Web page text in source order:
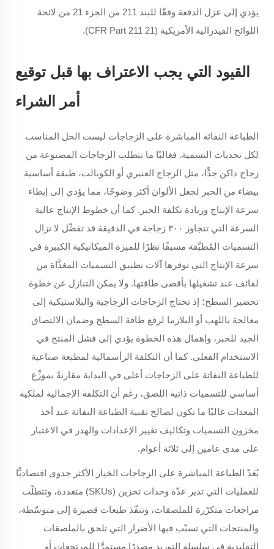
يؤدي إلى عزل الدفعة وفقًا للبند 211 من الجزء 21 من لائحة
اللوائح الفيدرالية الأمريكية (21 CFR Part 211).
القيود التي يجب الاعتراف بها قبل توقيع
أمر الشراء
الطباعة النفاثة المباشرة على الزجاجات ليست الحل المناسب
لكل تحديات التسمية. فغالبًا ما تتطلب الزجاجات المصنوعة من
زجاج داكن جدًّا، مثل الزجاج العنبري أو الكوبالت، طبقة أساسية
بيضاء من الحبر لجعل الألوان أكثر وضوحًا، مما يؤدي إلى إبطاء
سرعة الإنتاج وزيادة تكلفة الحبر. كما أن خطوط الإنتاج عالية
السرعة التي تتجاوز ٣٠٠ زجاجة في الدقيقة قد تفضِّل لا تزال
التسميات المُطبَّقة مسبقًا نظرًا للميزة الميكانيكية الكبيرة في
سرعة الإنتاج التي توفرها آلات تطبيق التسميات المغذَّاة من
لفائف عند تشغيلها بأقصى طاقتها. ولا يمكن التنازل عن خطوة
تحضير السطح؛ إذ تحتاج الزجاجات الزجاجية والبلاستيكية إلى
معالجة باللهب أو البلازما لرفع طاقة السطح وضمان الالتصاق
الجيد للحبر، وإهمال هذه الخطوة يؤدي إلى فشل المنتج في
الاستخدام الفعلي. كما أن التكلفة الرأسمالية لمطبعة صناعية
للطباعة النفاثة على الزجاجات أعلى في البداية مقارنةً بموزِّع
أساسي للتسميات ذاتية اللصق، رغم أن التكلفة الإجمالية لملكية
المعدات غالبًا ما تكون لصالح تقنية الطباعة النفاثة عند أخذ
مخزون التسميات وتكاليف تغيير الإعدادات والهدر في الاعتبار
على مدى عامين إلى ثلاثة أعوام.
يُعَدّ الطباعة المباشرة على الزجاجات الخيار الأكثر جدوى اقتصاديًّا
للعمليات التي تدير عدّة وحدات تخزين (SKUs) متعددة، وتتطلّب
مراجعات متكرّرة للملصقات، وتنفّذ طبعات قصيرة إلى متوسّطة،
والمنتجات التي تسبّب فيها الأضرار التي تلحق بالملصقات
التقليدية في سلسلة التوريد مصدرًا مستمرًّا للمرتجعات أو